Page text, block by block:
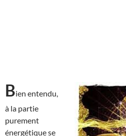
Bien entendu,
à la partie
purement
énergétique se